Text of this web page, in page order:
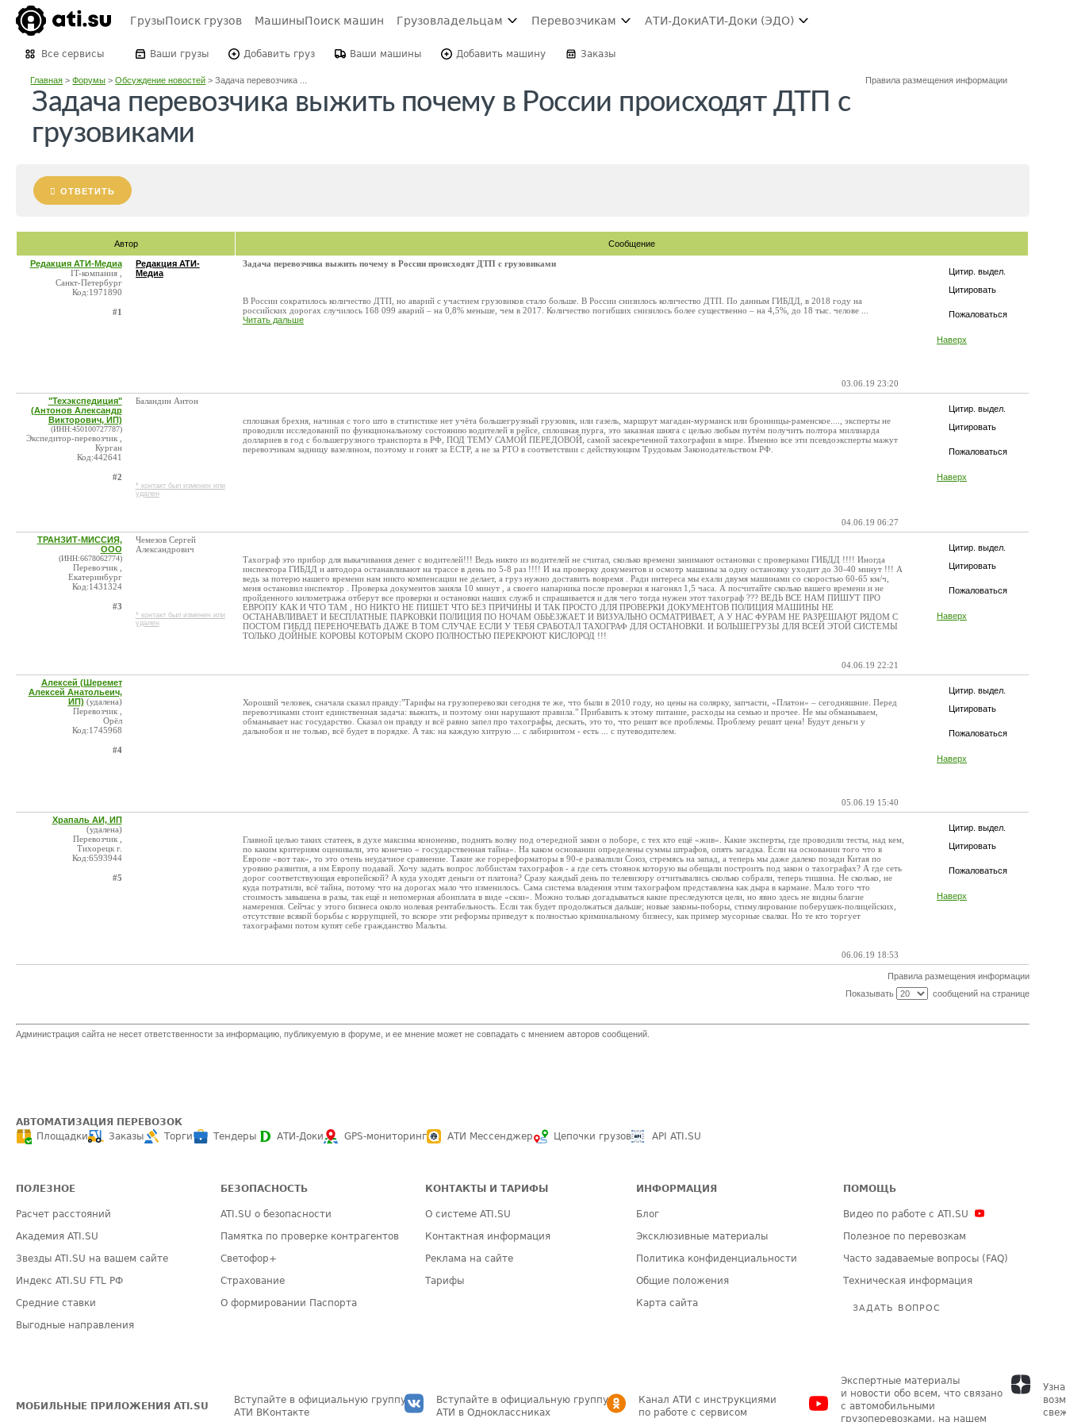
ГрузыПоиск грузов МашиныПоиск машин Грузовладельцам Перевозчикам АТИ-ДокиАТИ-Доки (ЭДО)
Все сервисы Ваши грузы Добавить груз Ваши машины Добавить машину Заказы
Главная >Форумы >Обсуждение новостей >Задача перевозчика ... Правила размещения информации
Задача перевозчика выжить почему в России происходят ДТП с
грузовиками
ОТВЕТИТЬ
Автор Сообщение
Цитир. выдел.
Цитировать
Пожаловаться
Наверх
Редакция АТИ-Медиа
IT-компания ,
Санкт-Петербург
Код:1971890
#1
Редакция АТИ-
Медиа
Задача перевозчика выжить почему в России происходят ДТП с грузовиками
В России сократилось количество ДТП, но аварий с участием грузовиков стало больше. В России снизилось количество ДТП. По данным ГИБДД, в 2018 году на
российских дорогах случилось 168 099 аварий – на 0,8% меньше, чем в 2017. Количество погибших снизилось более существенно – на 4,5%, до 18 тыс. челове ...
Читать дальше
03.06.19 23:20
Цитир. выдел.
Цитировать
Пожаловаться
Наверх
"Техэкспедиция"
(Антонов Александр
Викторович, ИП)
(ИНН:450100727787)
Экспедитор-перевозчик ,
Курган
Код:442641
#2
Баландин Антон
* контакт был изменен или
удален
сплошная брехня, начиная с того што в статистике нет учёта большегрузный грузовик, или газель, маршрут магадан-мурманск или бронницы-раменское...., эксперты не
проводили исследований по функциональному состоянию водителей в рейсе, сплошная пурга, это заказная шняга с целью любым путём получить полтора миллиарда
доллариев в год с большегрузного транспорта в РФ, ПОД ТЕМУ САМОЙ ПЕРЕДОВОЙ, самой засекреченной тахографии в мире. Именно все эти псевдоэксперты мажут
перевозчикам задницу вазелином, поэтому и гонят за ЕСТР, а не за РТО в соответствии с действующим Трудовым Законодательством РФ.
04.06.19 06:27
Цитир. выдел.
Цитировать
Пожаловаться
Наверх
ТРАНЗИТ-МИССИЯ,
ООО
(ИНН:6678062774)
Перевозчик ,
Екатеринбург
Код:1431324
#3
Чемезов Сергей
Александрович
* контакт был изменен или
удален
Тахограф это прибор для выкачивания денег с водителей!!! Ведь никто из водителей не считал, сколько времени занимают остановки с проверками ГИБДД !!!! Иногда
инспектора ГИБДД и автодора останавливают на трассе в день по 5-8 раз !!!! И на проверку документов и осмотр машины за одну остановку уходит до 30-40 минут !!! А
ведь за потерю нашего времени нам никто компенсации не делает, а груз нужно доставить вовремя . Ради интереса мы ехали двумя машинами со скоростью 60-65 км/ч,
меня остановил инспектор . Проверка документов заняла 10 минут , а своего напарника после проверки я нагонял 1,5 часа. А посчитайте сколько вашего времени и не
пройденного километража отберут все проверки и остановки наших служб и спрашивается и для чего тогда нужен этот тахограф ??? ВЕДЬ ВСЕ НАМ ПИШУТ ПРО
ЕВРОПУ КАК И ЧТО ТАМ , НО НИКТО НЕ ПИШЕТ ЧТО БЕЗ ПРИЧИНЫ И ТАК ПРОСТО ДЛЯ ПРОВЕРКИ ДОКУМЕНТОВ ПОЛИЦИЯ МАШИНЫ НЕ
ОСТАНАВЛИВАЕТ И БЕСПЛАТНЫЕ ПАРКОВКИ ПОЛИЦИЯ ПО НОЧАМ ОБЬЕЗЖАЕТ И ВИЗУАЛЬНО ОСМАТРИВАЕТ, А У НАС ФУРАМ НЕ РАЗРЕШАЮТ РЯДОМ С
ПОСТОМ ГИБДД ПЕРЕНОЧЕВАТЬ ДАЖЕ В ТОМ СЛУЧАЕ ЕСЛИ У ТЕБЯ СРАБОТАЛ ТАХОГРАФ ДЛЯ ОСТАНОВКИ. И БОЛЬШЕГРУЗЫ ДЛЯ ВСЕЙ ЭТОЙ СИСТЕМЫ
ТОЛЬКО ДОЙНЫЕ КОРОВЫ КОТОРЫМ СКОРО ПОЛНОСТЬЮ ПЕРЕКРОЮТ КИСЛОРОД !!!
04.06.19 22:21
Цитир. выдел.
Цитировать
Пожаловаться
Наверх
Алексей (Шеремет
Алексей Анатольеич,
ИП) (удалена)
Перевозчик ,
Орёл
Код:1745968
#4
Хороший человек, сначала сказал правду:"Тарифы на грузоперевозки сегодня те же, что были в 2010 году, но цены на солярку, запчасти, «Платон» – сегодняшние. Перед
перевозчиками стоит единственная задача: выжить, и поэтому они нарушают правила." Прибавить к этому питание, расходы на семью и прочее. Не мы обманываем,
обманывает нас государство. Сказал он правду и всё равно запел про тахографы, дескать, это то, что решит все проблемы. Проблему решит цена! Будут деньги у
дальнобоя и не только, всё будет в порядке. А так: на каждую хитрую ... с лабиринтом - есть ... с путеводителем.
05.06.19 15:40
Цитир. выдел.
Цитировать
Пожаловаться
Наверх
Храпаль АИ, ИП
(удалена)
Перевозчик ,
Тихорецк г.
Код:6593944
#5
Главной целью таких статеек, в духе максима кононенко, поднять волну под очередной закон о поборе, с тех кто ещё «жив». Какие эксперты, где проводили тесты, над кем,
по каким критериям оценивали, это конечно « государственная тайна». На каком основании определены суммы штрафов, опять загадка. Если на основании того что в
Европе «вот так», то это очень неудачное сравнение. Такие же горереформаторы в 90-е развалили Союз, стремясь на запад, а теперь мы даже далеко позади Китая по
уровню развития, а им Европу подавай. Хочу задать вопрос лоббистам тахографов - а где сеть стоянок которую вы обещали построить под закон о тахографах? А где сеть
дорог соответствующая европейской? А куда уходят деньги от платона? Сразу каждый день по телевизору отчитывались сколько собрали, теперь тишина. Не сколько, не
куда потратили, всё тайна, потому что на дорогах мало что изменилось. Сама система владения этим тахографом представлена как дыра в кармане. Мало того что
стоимость завышена в разы, так ещё и непомерная абонплата в виде «скзи». Можно только догадываться какие преследуются цели, но явно здесь не видны благие
намерения. Сейчас у этого бизнеса около нолевая рентабельность. Если так будет продолжаться дальше; новые законы-поборы, стимулирование поберушек-полицейских,
отсутствие всякой борьбы с коррупцией, то вскоре эти реформы приведут к полностью криминальному бизнесу, как пример мусорные свалки. Но те кто торгует
тахографами потом купят себе гражданство Мальты.
06.06.19 18:53
Правила размещения информации
Показывать
сообщений на странице
Администрация сайта не несет ответственности за информацию, публикуемую в форуме, и ее мнение может не совпадать с мнением авторов сообщений.
АВТОМАТИЗАЦИЯ ПЕРЕВОЗОК
Площадки
Заказы Торги Тендеры АТИ-Доки GPS-мониторинг АТИ Мессенджер Цепочки грузов API ATI.SU
ПОЛЕЗНОЕ
Расчет расстояний
Академия ATI.SU
Звезды ATI.SU на вашем сайте
Индекс ATI.SU FTL РФ
Средние ставки
Выгодные направления
БЕЗОПАСНОСТЬ
ATI.SU о безопасности
Памятка по проверке контрагентов
Светофор+
Страхование
О формировании Паспорта
КОНТАКТЫ И ТАРИФЫ
О системе ATI.SU
Контактная информация
Реклама на сайте
Тарифы
ИНФОРМАЦИЯ
Блог
Эксклюзивные материалы
Политика конфиденциальности
Общие положения
Карта сайта
ПОМОЩЬ
Видео по работе с ATI.SU
Полезное по перевозкам
Часто задаваемые вопросы (FAQ)
Техническая информация
ЗАДАТЬ ВОПРОС
МОБИЛЬНЫЕ ПРИЛОЖЕНИЯ ATI.SU
Вступайте в официальную группу
АТИ ВКонтакте
Вступайте в официальную группу
АТИ в Одноклассниках
Канал АТИ с инструкциями
по работе с сервисом
Экспертные материалы
и новости обо всем, что связано
с автомобильными
грузоперевозками, на нашем